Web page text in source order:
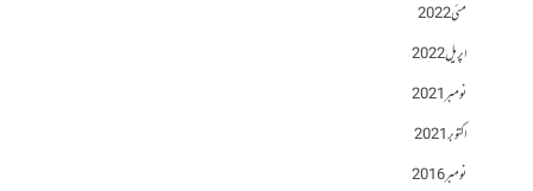
مئی 2022
اپریل 2022
نومبر 2021
اکتوبر 2021
نومبر 2016